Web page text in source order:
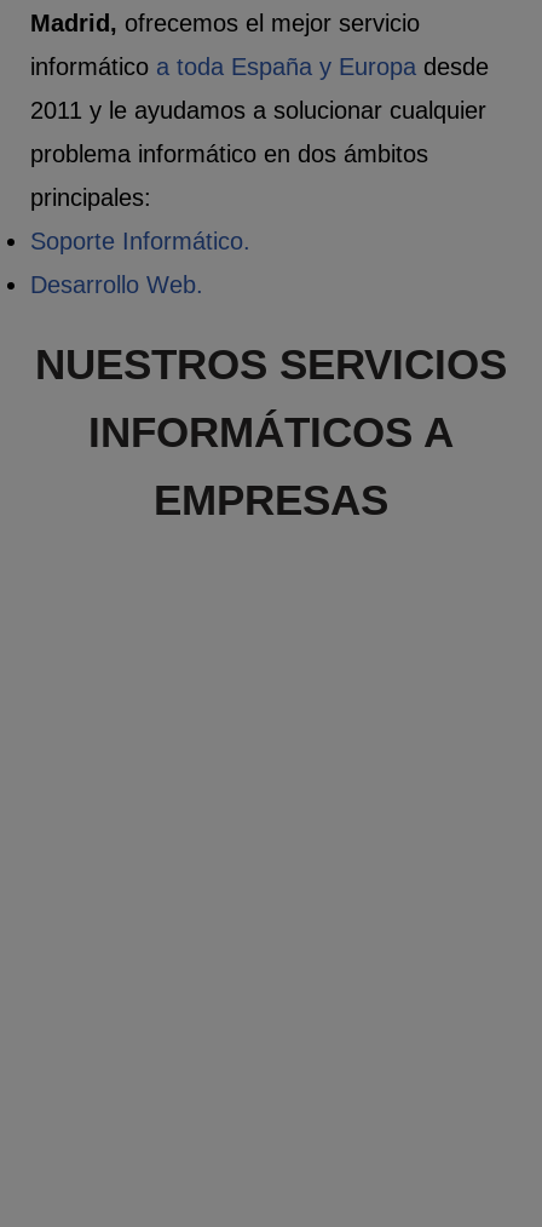
Madrid, ofrecemos el mejor servicio
informático a toda España y Europa desde
2011 y le ayudamos a solucionar cualquier
problema informático en dos ámbitos
principales:
Soporte Informático.
Desarrollo Web.
NUESTROS SERVICIOS
INFORMÁTICOS A
EMPRESAS